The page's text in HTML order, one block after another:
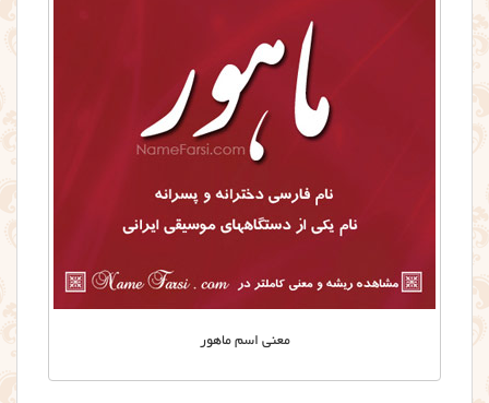
معنی اسم ماهور